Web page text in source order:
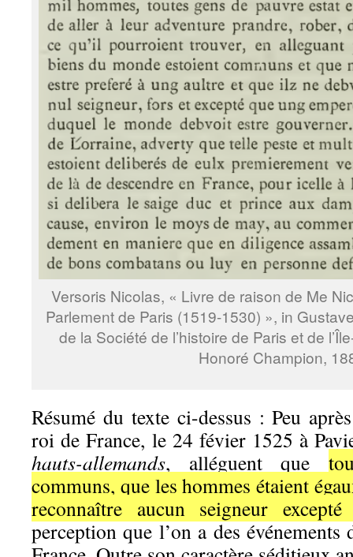
Versoris Nicolas, « Livre de raison de Me
Parlement de Paris (1519-1530) », in
de la Société de l’histoire de Paris et de
Honoré Champion,
Résumé du texte ci-dessus : Peu
roi de France, le 24 févier 1525 à
hauts-allemands, alléguent que
communs, que les hommes étaient
reconnaître aucun seigneur excepté
perception que l’on a des